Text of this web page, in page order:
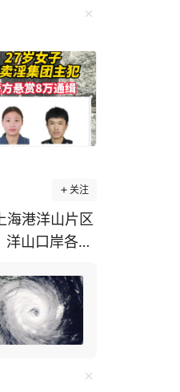
关注
海港洋山片区
山口岸各码
艘；当晚2
8日17时30
出港船舶30
臂降低风阻，